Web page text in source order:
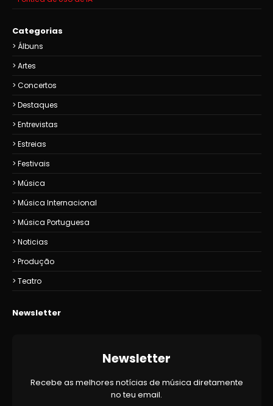
Categorias
Álbuns
Artes
Concertos
Destaques
Entrevistas
Estreias
Festivais
Música
Música Internacional
Música Portuguesa
Noticias
Produção
Teatro
Newsletter
Newsletter
Recebe as melhores notícias de música diretamente
no teu email.